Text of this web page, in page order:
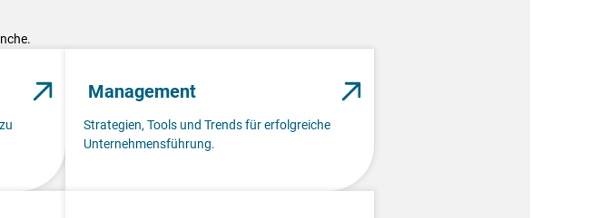
Management
Strategien, Tools und Trends für erfolgreiche
Unternehmensführung.